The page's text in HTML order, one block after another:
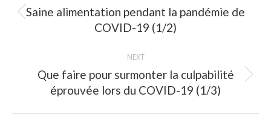
Previous
post:
Saine alimentation pendant la pandémie de
COVID-19 (1/2)
NEXT
Next
post:
Que faire pour surmonter la culpabilité
éprouvée lors du COVID-19 (1/3)